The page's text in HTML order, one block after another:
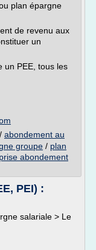
plan épargne
de revenu aux
un
un PEE, tous les
/ abondement au
groupe / plan
abondement
PEI) :
salariale > Le